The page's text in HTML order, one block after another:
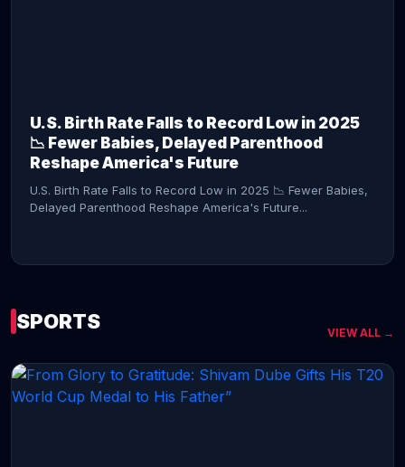
U.S. Birth Rate Falls to Record Low in 2025
📉 Fewer Babies, Delayed Parenthood
Reshape America's Future
U.S. Birth Rate Falls to Record Low in 2025 📉 Fewer Babies,
Delayed Parenthood Reshape America's Future...
SPORTS VIEW ALL →